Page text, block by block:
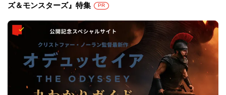
ズ＆モンスターズ』特集
PR